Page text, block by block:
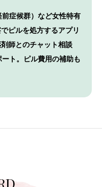
症候群）など女性特有
ピルを処方するアプリ
師とのチャット相談
ト。ピル費用の補助も